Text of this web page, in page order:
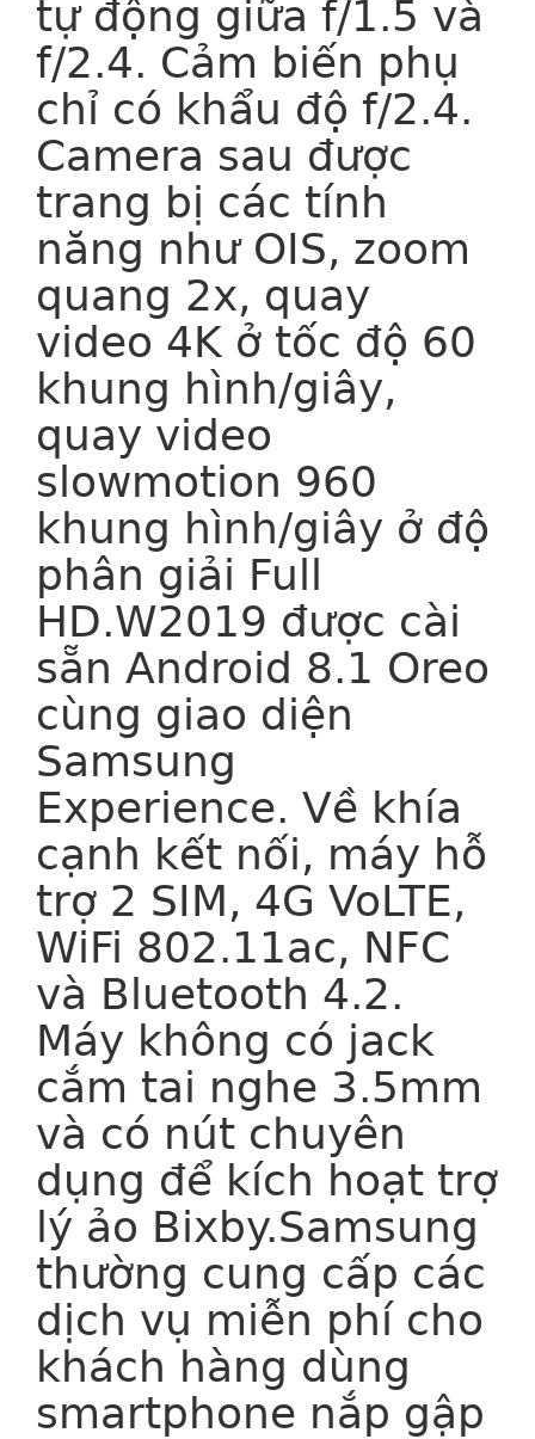
tự động giữa f/1.5 và
f/2.4. Cảm biến phụ
chỉ có khẩu độ f/2.4.
Camera sau được
trang bị các tính
năng như OIS, zoom
quang 2x, quay
video 4K ở tốc độ 60
khung hình/giây,
quay video
slowmotion 960
khung hình/giây ở độ
phân giải Full
HD.W2019 được cài
sẵn Android 8.1 Oreo
cùng giao diện
Samsung
Experience. Về khía
cạnh kết nối, máy hỗ
trợ 2 SIM, 4G VoLTE,
WiFi 802.11ac, NFC
và Bluetooth 4.2.
Máy không có jack
cắm tai nghe 3.5mm
và có nút chuyên
dụng để kích hoạt trợ
lý ảo Bixby.Samsung
thường cung cấp các
dịch vụ miễn phí cho
khách hàng dùng
smartphone nắp gập